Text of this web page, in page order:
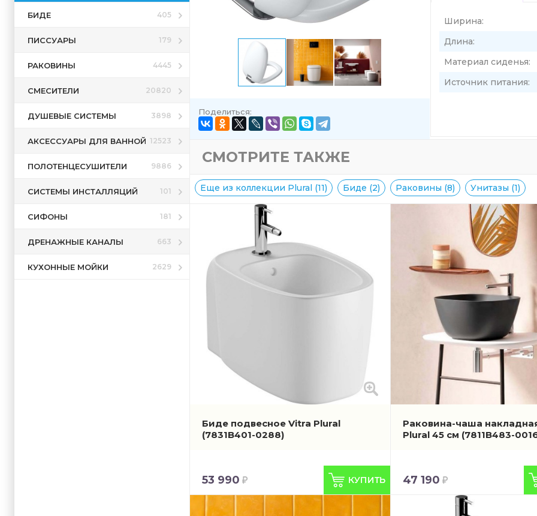
БИДЕ 405
ПИССУАРЫ 179
РАКОВИНЫ 4445
СМЕСИТЕЛИ 20820
ДУШЕВЫЕ СИСТЕМЫ 3898
АКСЕССУАРЫ ДЛЯ ВАННОЙ 12523
ПОЛОТЕНЦЕСУШИТЕЛИ 9886
СИСТЕМЫ ИНСТАЛЛЯЦИЙ 101
СИФОНЫ 181
ДРЕНАЖНЫЕ КАНАЛЫ 663
КУХОННЫЕ МОЙКИ 2629
Поделиться:
Ширина:
Длина:
Материал сиденья:
Источник питания:
СМОТРИТЕ ТАКЖЕ
Еще из коллекции Plural (11) Биде (2) Раковины (8) Унитазы (1)
Биде подвесное Vitra Plural
(7831B401-0288)
53 990
Раковина-чаша
Plural 45 см (7811B483-
47 190